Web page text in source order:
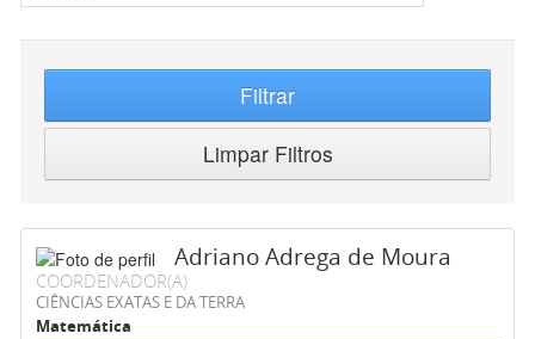
Filtrar
Limpar Filtros
Adriano Adrega de Moura
COORDENADOR(A)
CIÊNCIAS EXATAS E DA TERRA
Matemática